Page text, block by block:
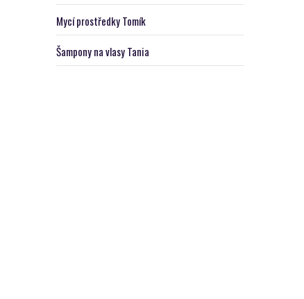
Mycí prostředky Tomík
Šampony na vlasy Tania